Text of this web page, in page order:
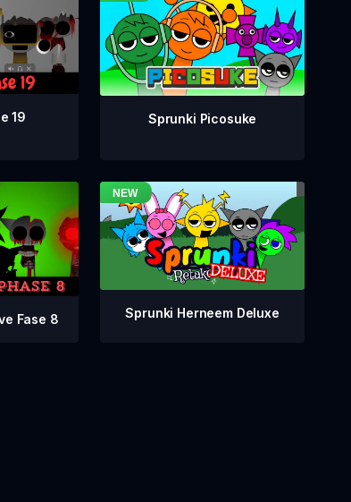
19 Sprunki Picosuke
Fase 8 Sprunki Herneem Deluxe